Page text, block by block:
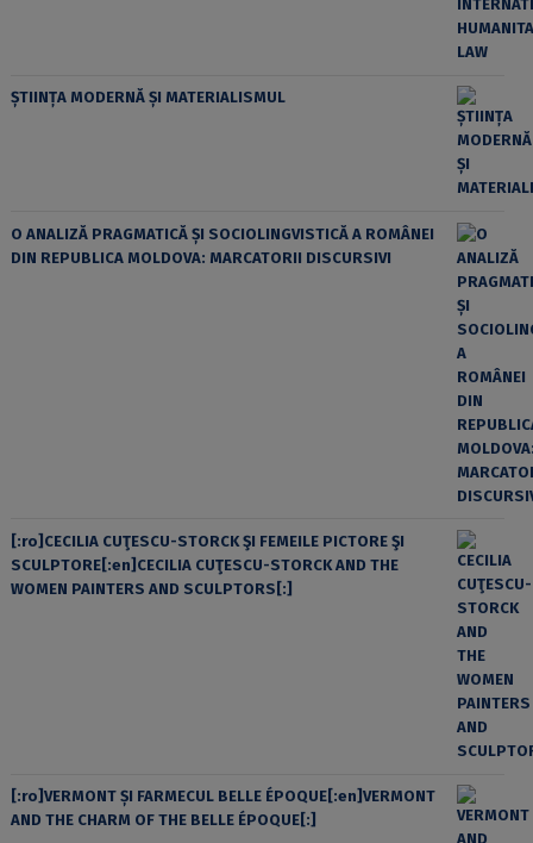
ȘTIINȚA MODERNĂ ȘI MATERIALISMUL
O ANALIZĂ PRAGMATICĂ ȘI SOCIOLINGVISTICĂ A ROMÂNEI
DIN REPUBLICA MOLDOVA: MARCATORII DISCURSIVI
[:ro]CECILIA CUŢESCU-STORCK ŞI FEMEILE PICTORE ŞI
SCULPTORE[:en]CECILIA CUŢESCU-STORCK AND THE
WOMEN PAINTERS AND SCULPTORS[:]
[:ro]VERMONT ȘI FARMECUL BELLE ÉPOQUE[:en]VERMONT
AND THE CHARM OF THE BELLE ÉPOQUE[:]